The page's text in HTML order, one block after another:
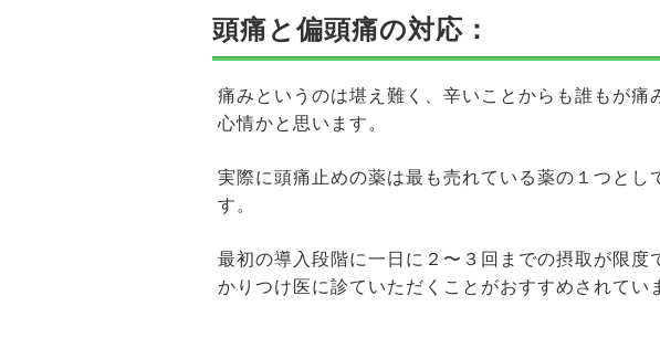
頭痛と偏頭痛の対応：
痛みというのは堪え難く、辛いことからも誰もが痛
心情かと思います。
実際に頭痛止めの薬は最も売れている薬の１つとし
す。
最初の導入段階に一日に２〜３回までの摂取が限度
かりつけ医に診ていただくことがおすすめされてい